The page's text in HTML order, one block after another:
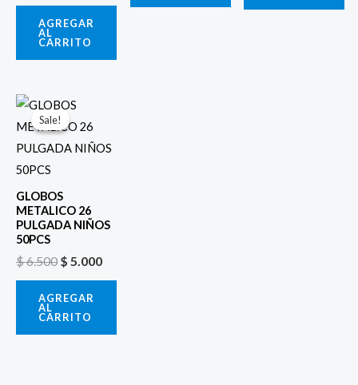
AGREGAR
AL
CARRITO
Sale!
Sale!
GLOBOS
METALICO 26
PULGADA NIÑOS
50PCS
$6.500
El
precio
original
era:
$ 5.000
es:
AGREGAR
AL
CARRITO